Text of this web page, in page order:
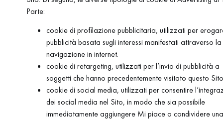
Parte:
cookie di profilazione pubblicitaria, utilizzati per
pubblicità basata sugli interessi manifestati attraverso la
navigazione in internet.
cookie di retargeting, utilizzati per l’invio di pubblicità a
soggetti che hanno precedentemente visitato questo
cookie di social media, utilizzati per consentire
dei social media nel Sito, in modo che sia possibile
immediatamente aggiungere Mi piace o condividere una